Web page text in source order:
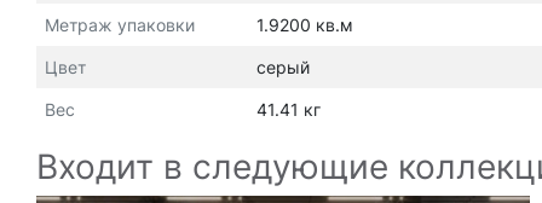
Метраж упаковки 1.9200 кв.м
Цвет серый
Вес 41.41 кг
Входит в следующие